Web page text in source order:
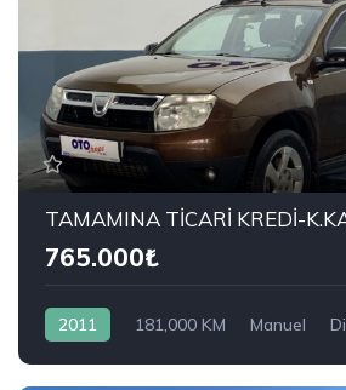
765.000₺
2011 181,000 KM Manuel